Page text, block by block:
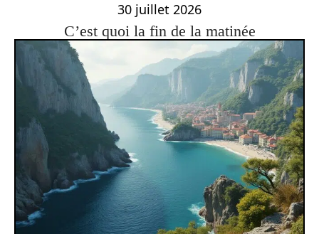
30 juillet 2026
C’est quoi la fin de la matinée